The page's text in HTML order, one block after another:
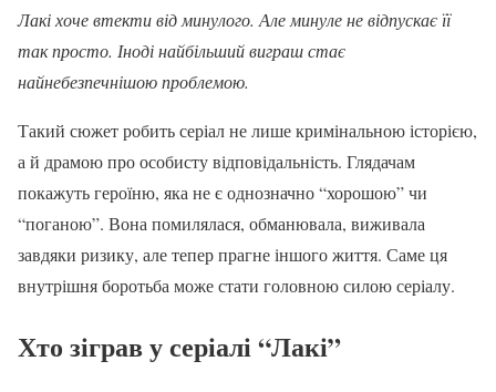
Лакі хоче втекти від минулого. Але минуле не відпускає її
так просто. Іноді найбільший виграш стає
найнебезпечнішою проблемою.
Такий сюжет робить серіал не лише кримінальною історією,
а й драмою про особисту відповідальність. Глядачам
покажуть героїню, яка не є однозначно “хорошою” чи
“поганою”. Вона помилялася, обманювала, виживала
завдяки ризику, але тепер прагне іншого життя. Саме ця
внутрішня боротьба може стати головною силою серіалу.
Хто зіграв у серіалі “Лакі”